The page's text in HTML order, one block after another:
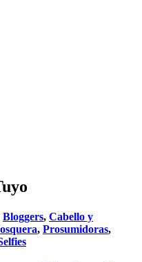
Bloggers, Cabello y
, Prosumidoras,